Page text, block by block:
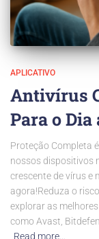
APLICATIVO
Antivírus
Para o Dia
Proteção Completa
nossos dispositivos
crescente de vírus e
agora!Reduza o
explorar as
como Avast,
Read more…